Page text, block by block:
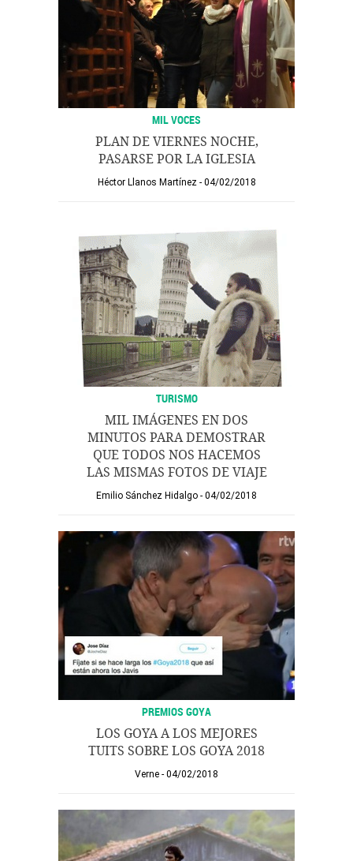
MIL VOCES
PLAN DE VIERNES NOCHE,
PASARSE POR LA IGLESIA
Héctor Llanos Martínez 04/02/2018
TURISMO
MIL IMÁGENES EN DOS
MINUTOS PARA DEMOSTRAR
QUE TODOS NOS HACEMOS
LAS MISMAS FOTOS DE VIAJE
Emilio Sánchez Hidalgo 04/02/2018
PREMIOS GOYA
LOS GOYA A LOS MEJORES
TUITS SOBRE LOS GOYA 2018
Verne 04/02/2018